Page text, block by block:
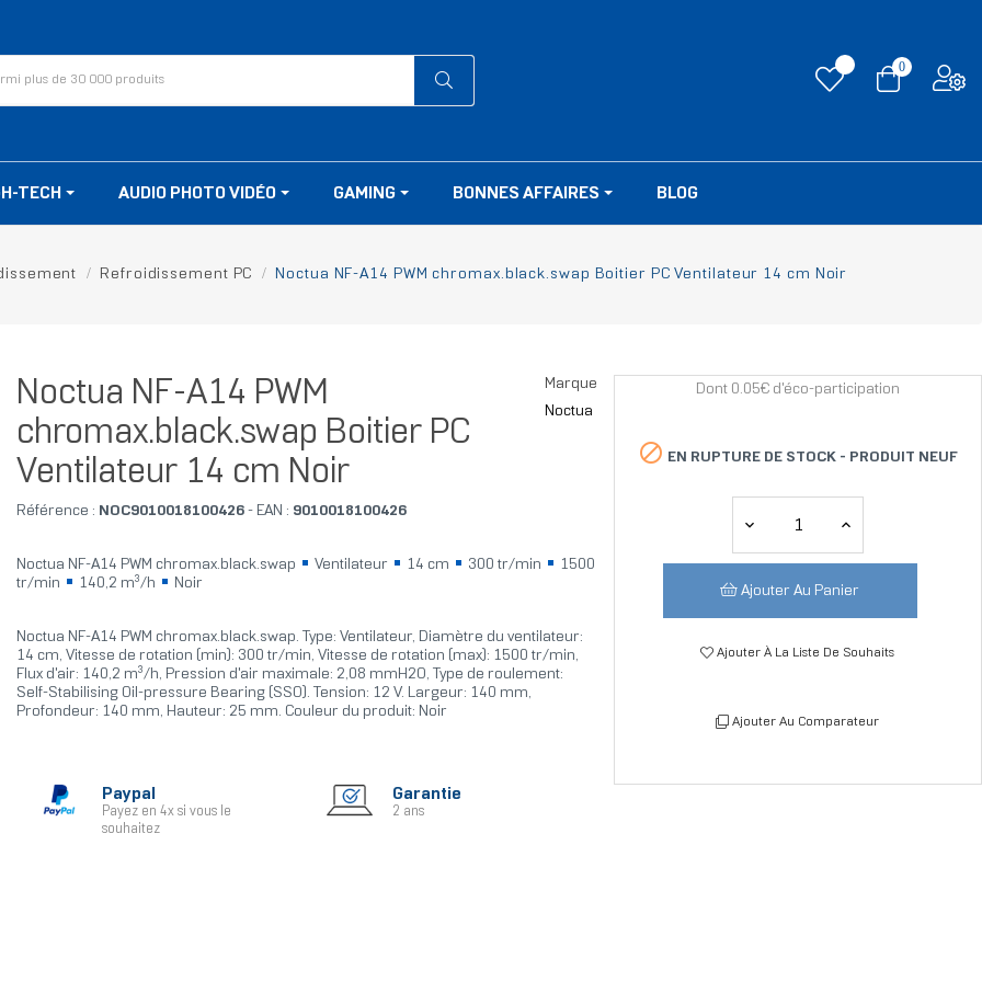
0
TECH AUDIO PHOTO VIDÉO GAMING BONNES AFFAIRES BLOG
Refroidissement PC Noctua NF-A14 PWM chromax.black.swap Boitier PC Ventilateur 14 cm Noir
Noctua NF-A14 PWM
chromax.black.swap Boitier PC
Ventilateur 14 cm Noir
Référence : NOC9010018100426- EAN : 9010018100426
Marque
Noctua
Noctua NF-A14 PWM chromax.black.swap Ventilateur 14 cm 300 tr/min
1500
tr/min
140,2 m³/h Noir
Noctua NF-A14 PWM chromax.black.swap. Type: Ventilateur, Diamètre du ventilateur:
14 cm, Vitesse de rotation (min): 300 tr/min, Vitesse de rotation (max): 1500 tr/min,
Flux d'air: 140,2 m³/h, Pression d'air maximale: 2,08 mmH2O, Type de roulement:
Self-Stabilising Oil-pressure Bearing (SSO). Tension: 12 V. Largeur: 140 mm,
Profondeur: 140 mm, Hauteur: 25 mm. Couleur du produit: Noir
Paypal
Payez en 4x si vous le
souhaitez
Garantie
2 ans
Dont 0.05€ d'éco-participation
 EN RUPTURE DE STOCK - PRODUIT NEUF
Ajouter Au Panier
Ajouter À La Liste De Souhaits
Ajouter Au Comparateur